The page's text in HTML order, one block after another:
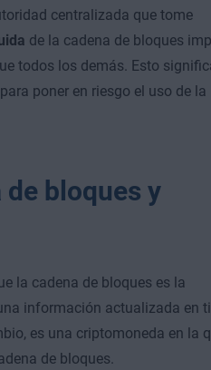
centralizada que tome
de la cadena de bloques
todos los demás. Esto
poner en riesgo el uso de la
bloques y
la cadena de bloques es la
información actualizada en
es una criptomoneda en la
de bloques.